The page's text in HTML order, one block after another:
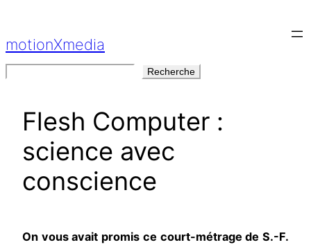
contenu
motionXmedia
Recherche
Flesh Computer :
science avec
conscience
On vous avait promis ce court-métrage de S.-F.